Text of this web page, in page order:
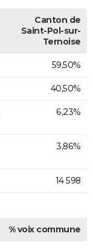
Canton de
Saint-Pol-sur-
Ternoise
59,50%
40,50%
6,23%
3,86%
14 598
% voix commune